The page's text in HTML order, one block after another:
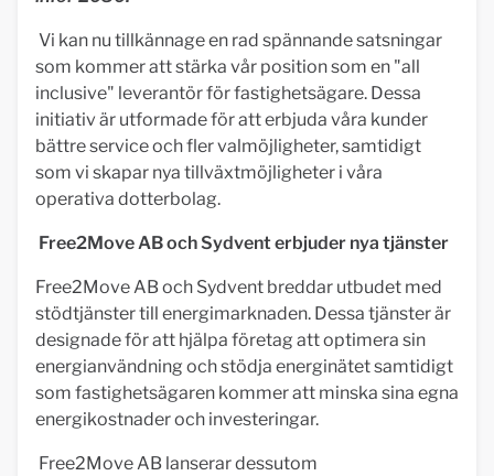
Vi kan nu tillkännage en rad spännande satsningar
som kommer att stärka vår position som en "all
inclusive" leverantör för fastighetsägare. Dessa
initiativ är utformade för att erbjuda våra kunder
bättre service och fler valmöjligheter, samtidigt
som vi skapar nya tillväxtmöjligheter i våra
operativa dotterbolag.
Free2Move AB och Sydvent erbjuder nya tjänster
Free2Move AB och Sydvent breddar utbudet med
stödtjänster till energimarknaden. Dessa tjänster är
designade för att hjälpa företag att optimera sin
energianvändning och stödja energinätet samtidigt
som fastighetsägaren kommer att minska sina egna
energikostnader och investeringar.
Free2Move AB lanserar dessutom